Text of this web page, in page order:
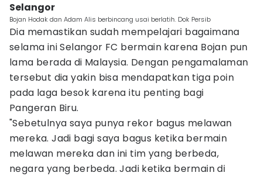
Selangor
Bojan Hodak dan Adam Alis berbincang usai berlatih. Dok Persib
Dia memastikan sudah mempelajari bagaimana
selama ini Selangor FC bermain karena Bojan pun
lama berada di Malaysia. Dengan pengamalaman
tersebut dia yakin bisa mendapatkan tiga poin
pada laga besok karena itu penting bagi
Pangeran Biru.
"Sebetulnya saya punya rekor bagus melawan
mereka. Jadi bagi saya bagus ketika bermain
melawan mereka dan ini tim yang berbeda,
negara yang berbeda. Jadi ketika bermain di